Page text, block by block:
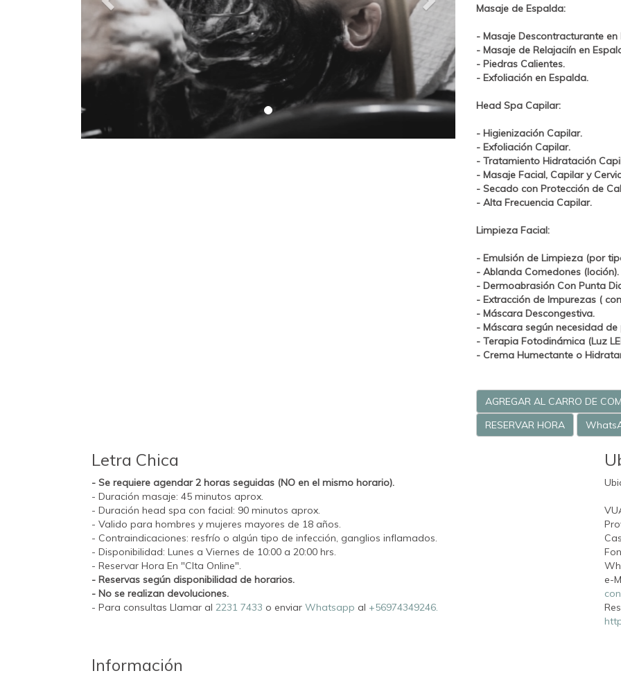
Masaje de Espalda:
- Masaje Descontracturante en
- Masaje de Relajaciín en
- Piedras Calientes.
- Exfoliación en Espalda.
Head Spa Capilar:
- Higienización Capilar.
- Exfoliación Capilar.
- Tratamiento Hidratación
- Masaje Facial, Capilar y
- Secado con Protección de
- Alta Frecuencia Capilar.
Limpieza Facial:
- Emulsión de Limpieza (por
- Ablanda Comedones (loción).
- Dermoabrasión Con Punta
- Extracción de Impurezas (
- Máscara Descongestiva.
- Máscara según necesidad de
- Terapia Fotodinámica (Luz
- Crema Humectante o
AGREGAR AL CARRO DE
RESERVAR HORA
Letra Chica
- Se requiere agendar 2 horas seguidas (NO en el mismo horario).
- Duración masaje: 45 minutos aprox.
- Duración head spa con facial: 90 minutos aprox.
- Valido para hombres y mujeres mayores de 18 años.
- Contraindicaciones: resfrío o algún tipo de infección, ganglios inflamados.
- Disponibilidad: Lunes a Viernes de 10:00 a 20:00 hrs.
- Reservar Hora En "CIta Online".
- Reservas según disponibilidad de horarios.
- No se realizan devoluciones.
- Para consultas Llamar al 2231 7433 o enviar Whatsapp al +56974349246.
Información
e-